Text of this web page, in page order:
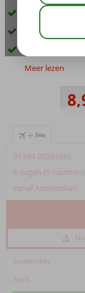
Direct gelegen
Levendige
Meer lezen
+
01 okt 2026 (do)
6 dagen (5 nachten)
vanaf Amsterdam
September
April